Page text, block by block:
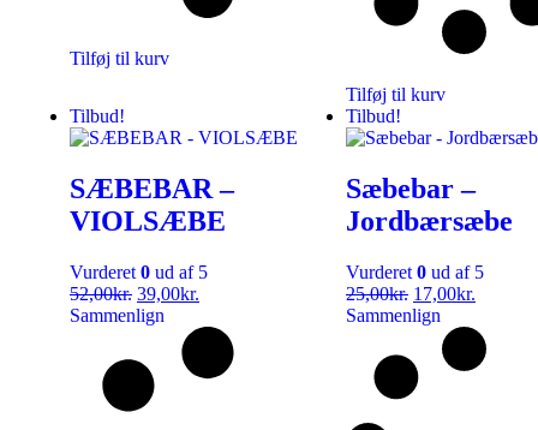
Tilføj til kurv
Tilføj til kurv
Tilbud!
SÆBEBAR –
VIOLSÆBE
Vurderet 0 ud af 5
52,00kr. 39,00kr.
Sammenlign
Tilbud!
Sæbebar –
Jordbærsæbe
Vurderet 0 ud af 5
25,00kr. 17,00kr.
Sammenlign